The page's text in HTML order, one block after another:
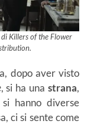
di Killers of the Flower
dopo aver visto
, si ha una strana,
hanno diverse
ci si sente come